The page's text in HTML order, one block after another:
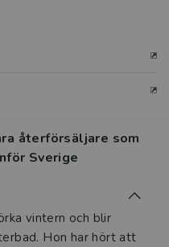
återförsäljare som
Sverige
vintern och blir
Hon har hört att